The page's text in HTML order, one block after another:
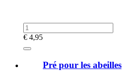
€ 4,95
Pré pour les abeilles